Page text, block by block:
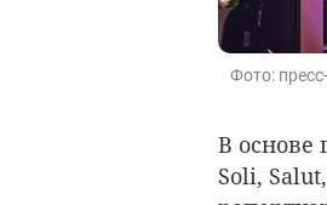
Фото:
В основе
Soli,